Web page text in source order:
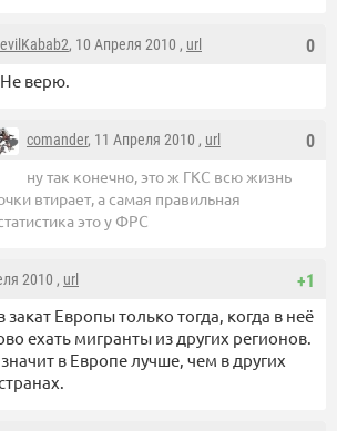
0
evilKabab2, 10 Апреля 2010 , url
Не верю.
0
comander, 11 Апреля 2010 , url
ну так конечно, это ж ГКС всю жизнь
втирает, а самая правильная
это у ФРС
+1
2010 , url
закат Европы только тогда, когда в неё
ехать мигранты из других регионов.
в Европе лучше, чем в других